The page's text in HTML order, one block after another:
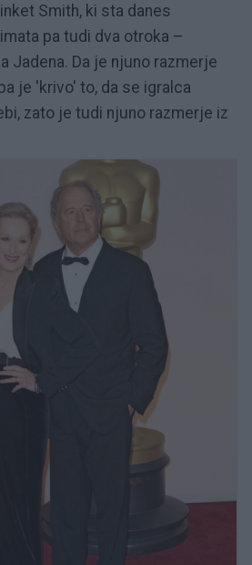
Smith, ki sta danes
pa tudi dva otroka –
Jadena. Da je njuno razmerje
je 'krivo' to, da se igralca
zato je tudi njuno razmerje iz